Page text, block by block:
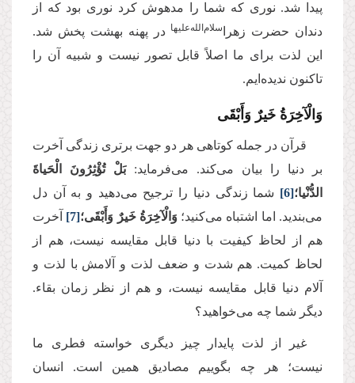
پیدا شد. نوری که شما را مدهوش کرد نوری بود که از
دندان حضرت زهرا
سلام‌الله‌علیها در پهنه بهشت پخش شد.
این لذت برای ما اصلاً قابل تصور نیست و شبیه آن را
تاکنون ندیده‌ایم.
وَالْآخِرَةُ خَیرٌ وَأَبْقَى
قرآن در جمله کوتاهی هر دو جهت برتری زندگی آخرت
بر دنیا را بیان می‌کند. می‌فرماید: بَلْ تُؤْثِرُونَ الْحَیاةَ
الدُّنْیا؛[6] شما زندگی دنیا را ترجیح می‌دهید و به آن دل
می‌بندید. اما اشتباه می‌کنید؛وَالْآخِرَةُ خَیرٌ وَأَبْقَى؛[7] آخرت
هم از لحاظ کیفیت با دنیا قابل مقایسه نیست، هم از
لحاظ کمیت. هم شدت و ضعف لذت و آلامش با لذت و
آلام دنیا قابل مقایسه نیست، و هم از نظر زمان بقاء.
دیگر شما چه می‌خواهید؟
غیر از لذت پایدار چیز دیگری خواسته فطری ما
نیست؛ هر چه بگوییم مصادیق همین‌ است. انسان